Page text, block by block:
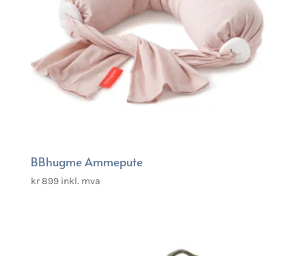
BBhugme Ammepute
kr899 inkl. mva